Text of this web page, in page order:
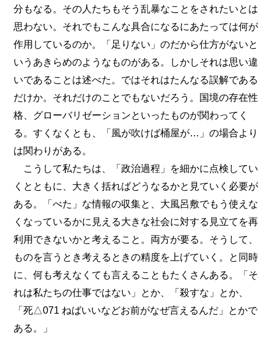
分もなる。その人たちもそう乱暴なことをされたいとは
思わない。それでもこんな具合になるにあたっては何が
作用しているのか。「足りない」のだから仕方がないと
いうあきらめのようなものがある。しかしそれは思い違
いであることは述べた。ではそれはたんなる誤解である
だけか。それだけのことでもないだろう。国境の存在性
格、グローバリゼーションといったものが関わってく
る。すくなくとも、「風が吹けば桶屋が…」の場合より
は関わりがある。
こうして私たちは、「政治過程」を細かに点検してい
くとともに、大きく括ればどうなるかと見ていく必要が
ある。「べた」な情報の収集と、大風呂敷でもう使えな
くなっているかに見える大きな社会に対する見立てを再
利用できないかと考えること。両方が要る。そうして、
ものを言うとき考えるときの精度を上げていく。と同時
に、何も考えなくても言えることもたくさんある。「そ
れは私たちの仕事ではない」とか、「殺すな」とか、
「死△071 ねばいいなどお前がなぜ言えるんだ」とかで
ある。」